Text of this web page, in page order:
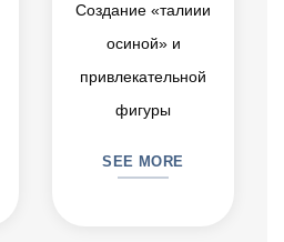
Создание «талиии
осиной» и
привлекательной
фигуры
SEE MORE